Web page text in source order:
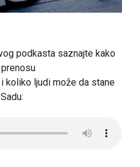
podkasta saznajte kako
koliko ljudi može da stane